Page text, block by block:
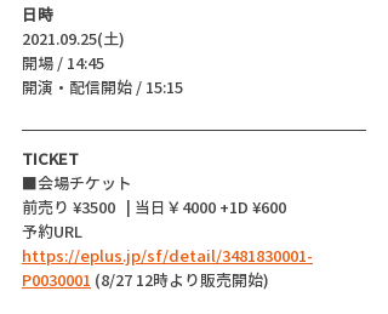
日時
2021.09.25(土)
開場 / 14:45
開演・配信開始 / 15:15
TICKET
■会場チケット
前売り ¥3500   | 当日￥4000 +1D ¥600
予約URL
https://eplus.jp/sf/detail/3481830001-
P0030001 (8/27 12時より販売開始)